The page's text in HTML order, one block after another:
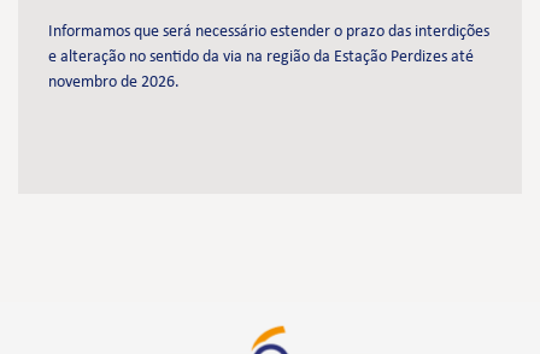
Informamos que será necessário estender o prazo das interdições
e alteração no sentido da via na região da Estação Perdizes até
novembro de 2026.